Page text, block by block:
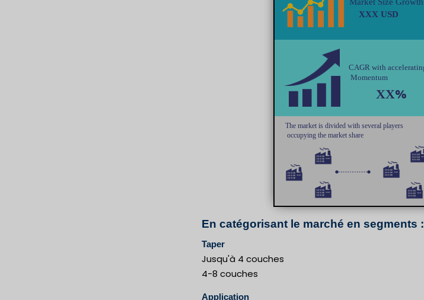
En catégorisant le marché en segments :
Taper
Jusqu'à 4 couches
4-8 couches
Application